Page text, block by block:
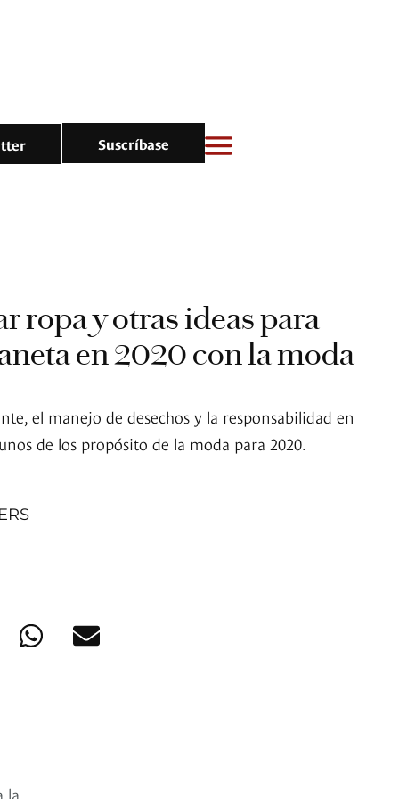
Suscríbase
ropa y otras ideas para
en 2020 con la moda
el manejo de desechos y la responsabilidad en
de los propósito de la moda para 2020.
la